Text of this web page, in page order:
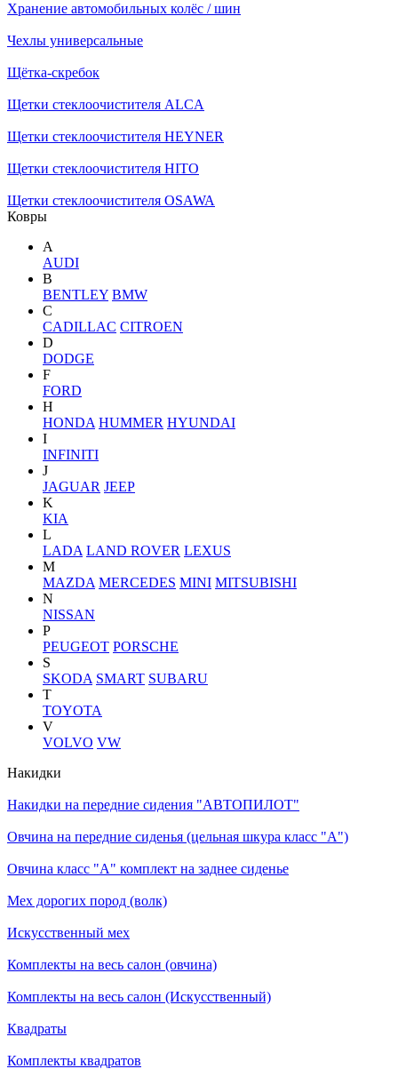
Хранение автомобильных колёс / шин
Чехлы универсальные
Щётка-скребок
Щетки стеклоочистителя ALCA
Щетки стеклоочистителя HEYNER
Щетки стеклоочистителя HITO
Щетки стеклоочистителя OSAWA
Ковры
A
AUDI
B
BENTLEY BMW
C
CADILLAC CITROEN
D
DODGE
F
FORD
H
HONDA HUMMER HYUNDAI
I
INFINITI
J
JAGUAR JEEP
K
KIA
L
LADA LAND ROVER LEXUS
M
MAZDA MERCEDES MINI MITSUBISHI
N
NISSAN
P
PEUGEOT PORSCHE
S
SKODA SMART SUBARU
T
TOYOTA
V
VOLVO VW
Накидки
Накидки на передние сидения "АВТОПИЛОТ"
Овчина на передние сиденья (цельная шкура класс "А")
Овчина класс "А" комплект на заднее сиденье
Мех дорогих пород (волк)
Искусственный мех
Комплекты на весь салон (овчина)
Комплекты на весь салон (Искусственный)
Квадраты
Комплекты квадратов